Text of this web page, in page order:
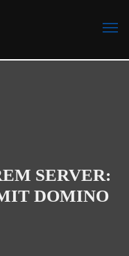
SERVER:
DOMINO